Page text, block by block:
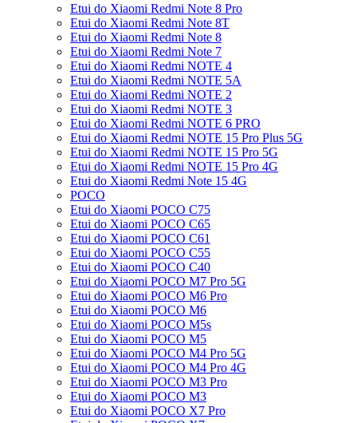
Etui do Xiaomi Redmi Note 8 Pro
Etui do Xiaomi Redmi Note 8T
Etui do Xiaomi Redmi Note 8
Etui do Xiaomi Redmi Note 7
Etui do Xiaomi Redmi NOTE 4
Etui do Xiaomi Redmi NOTE 5A
Etui do Xiaomi Redmi NOTE 2
Etui do Xiaomi Redmi NOTE 3
Etui do Xiaomi Redmi NOTE 6 PRO
Etui do Xiaomi Redmi NOTE 15 Pro Plus 5G
Etui do Xiaomi Redmi NOTE 15 Pro 5G
Etui do Xiaomi Redmi NOTE 15 Pro 4G
Etui do Xiaomi Redmi Note 15 4G
POCO
Etui do Xiaomi POCO C75
Etui do Xiaomi POCO C65
Etui do Xiaomi POCO C61
Etui do Xiaomi POCO C55
Etui do Xiaomi POCO C40
Etui do Xiaomi POCO M7 Pro 5G
Etui do Xiaomi POCO M6 Pro
Etui do Xiaomi POCO M6
Etui do Xiaomi POCO M5s
Etui do Xiaomi POCO M5
Etui do Xiaomi POCO M4 Pro 5G
Etui do Xiaomi POCO M4 Pro 4G
Etui do Xiaomi POCO M3 Pro
Etui do Xiaomi POCO M3
Etui do Xiaomi POCO X7 Pro